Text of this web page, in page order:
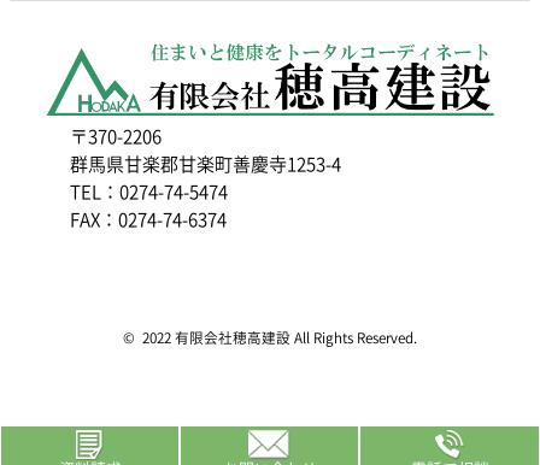
〒370-2206
群馬県甘楽郡甘楽町善慶寺1253-4
TEL：0274-74-5474
FAX：0274-74-6374
© 2022 有限会社穂高建設 All Rights Reserved.